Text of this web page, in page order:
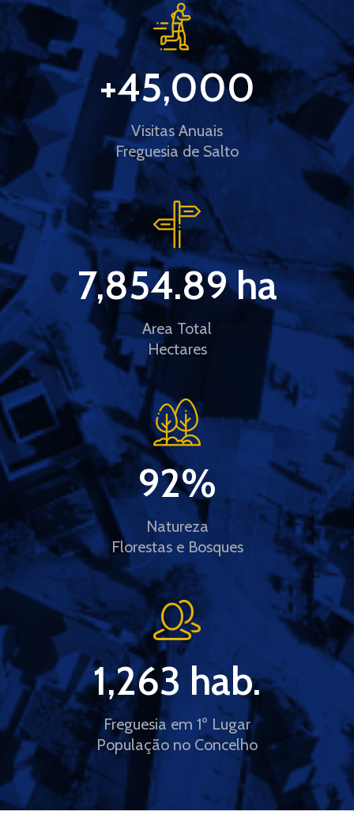
Visitas Anuais
Freguesia de Salto
+45,000
Area Total
Hectares
7,854.89 ha
Natureza
Florestas e Bosques
92%
Freguesia em 1º Lugar
População no Concelho
1,263 hab.